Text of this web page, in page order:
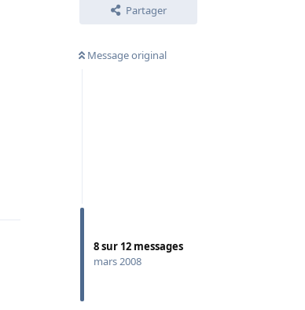
Partager
Message original
8sur 12 messages
mars 2008